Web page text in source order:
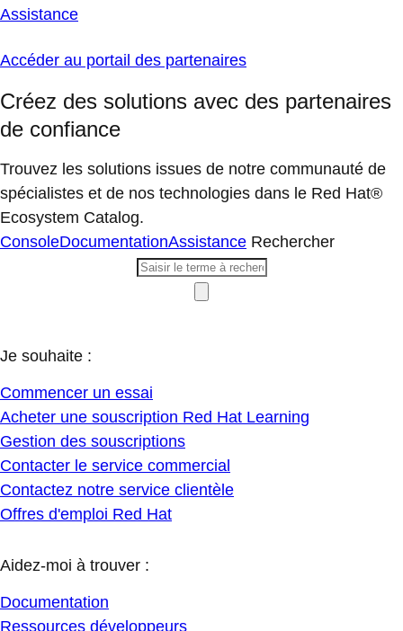
Assistance
Accéder au portail des partenaires
Créez des solutions avec des partenaires
de confiance
Trouvez les solutions issues de notre communauté de
spécialistes et de nos technologies dans le Red Hat®
Ecosystem Catalog.
ConsoleDocumentationAssistance Rechercher
Je souhaite :
Commencer un essai
Acheter une souscription Red Hat Learning
Gestion des souscriptions
Contacter le service commercial
Contactez notre service clientèle
Offres d'emploi Red Hat
Aidez-moi à trouver :
Documentation
Ressources développeurs